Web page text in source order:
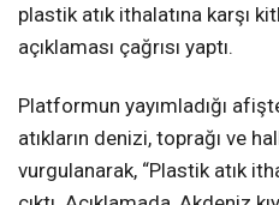
plastik atık ithalatına karşı
açıklaması çağrısı yaptı.
Platformun yayımladığı
atıkların denizi, toprağı ve
vurgulanarak, “Plastik atık